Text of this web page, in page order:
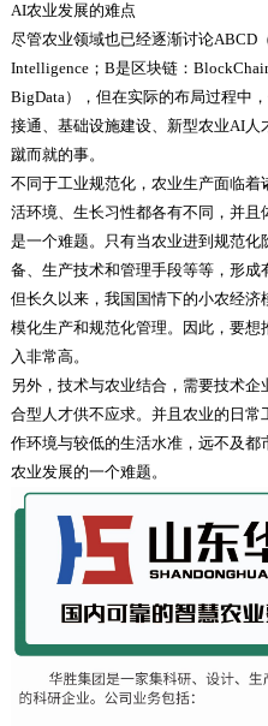
AI农业发展的难点
尽管农业领域也已经逐渐讨论ABCD
Intelligence；B是区块链：
BigData），但在实际的布局过程中
接通、基础设施建设、新型农业AI
蹴而就的事。
不同于工业规范化，农业生产面临
活环境、生长习性都各有不同，并
是一个难题。只有当农业进到规范
备、生产技术和管理手段等等，形成
但长久以来，我国国情下的小农经
模化生产和规范化管理。因此，要
入非常高。
另外，技术与农业结合，需要技术
合型人才供不应求。并且农业的日
作环境与较低的生活水准，远不及
农业发展的一个难题。